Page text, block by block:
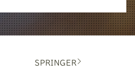
SPRINGER